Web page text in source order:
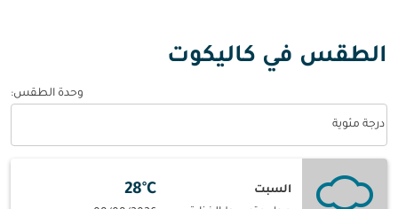
الطقس في كاليكوت
وحدة الطقس:
درجة مئوية
السبت
28°C